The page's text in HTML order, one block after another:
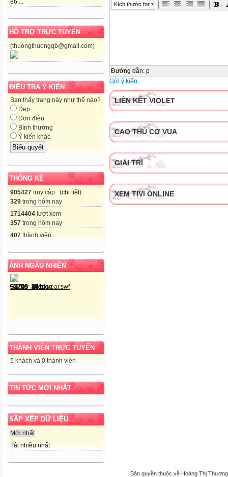
86 ...
HỖ TRỢ TRỰC TUYẾN
(thuongthuongqb@gmail.com)
ĐIỀU TRA Ý KIẾN
Bạn thấy trang này như thế nào?
Đẹp
Đơn điệu
Bình thường
Ý kiến khác
THỐNG KÊ
905427 truy cập (chi tiết)
329 trong hôm nay
1714404 lượt xem
357 trong hôm nay
407 thành viên
ẢNH NGẪU NHIÊN
THÀNH VIÊN TRỰC TUYẾN
5 khách và 0 thành viên
TIN TỨC MỚI NHẤT
SẮP XẾP DỮ LIỆU
Mới nhất
Tải nhiều nhất
Kích thước font
Đường dẫn: p
Gửi ý kiến
LIÊN KẾT VIOLET
CAO THỦ CỜ VUA
GIẢI TRÍ
XEM TIVI ONLINE
Bản quyền thuộc về Hoàng Thị